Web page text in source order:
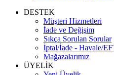
DESTEK
Müşteri Hizmetleri
İade ve Değişim
Sıkça Sorulan Sorular
İptal/İade - Havale/
Mağazalarımız
ÜYELİK